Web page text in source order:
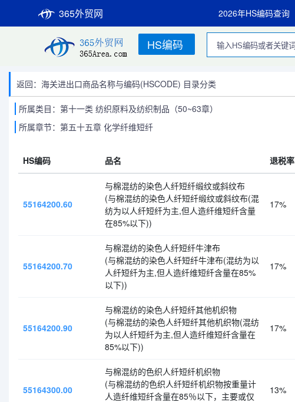
365外贸网 2026年HS编码查询
HS编码
返回：海关进出口商品名称与编码(HSCODE) 目录分类
所属类目：第十一类 纺织原料及纺织制品（50~63章）
所属章节：第五十五章 化学纤维短纤
HS编码 品名 退税率
55164200.60
与棉混纺的染色人纤短纤缎纹或斜纹布
(与棉混纺的染色人纤短纤缎纹或斜纹布(混
纺为以人纤短纤为主,但人造纤维短纤含量
在85%以下))
17%
55164200.70
与棉混纺的染色人纤短纤牛津布
(与棉混纺的染色人纤短纤牛津布(混纺为以
人纤短纤为主,但人造纤维短纤含量在85%
以下))
17%
55164200.90
与棉混纺的染色人纤短纤其他机织物
(与棉混纺的染色人纤短纤其他机织物(混纺
为以人纤短纤为主,但人造纤维短纤含量在
85%以下))
17%
55164300.00
与棉混纺的色织人纤短纤机织物
(与棉混纺的色织人纤短纤机织物按重量计
人造纤维短纤含量在85％以下，主要或仅
13%